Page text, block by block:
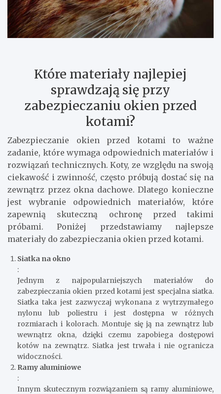
Które materiały najlepiej
sprawdzają się przy
zabezpieczaniu okien przed
kotami?
Zabezpieczanie okien przed kotami to ważne
zadanie, które wymaga odpowiednich materiałów i
rozwiązań technicznych. Koty, ze względu na swoją
ciekawość i zwinność, często próbują dostać się na
zewnątrz przez okna dachowe. Dlatego konieczne
jest wybranie odpowiednich materiałów, które
zapewnią skuteczną ochronę przed takimi
próbami. Poniżej przedstawiamy najlepsze
materiały do zabezpieczania okien przed kotami.
Siatka na okno
:
Jednym z najpopularniejszych materiałów do
zabezpieczania okien przed kotami jest specjalna siatka.
Siatka taka jest zazwyczaj wykonana z wytrzymałego
nylonu lub poliestru i jest dostępna w różnych
rozmiarach i kolorach. Montuje się ją na zewnątrz lub
wewnątrz okna, dzięki czemu zapobiega dostępowi
kotów na zewnątrz. Siatka jest trwała i nie ogranicza
widoczności.
Ramy aluminiowe
:
Innym skutecznym rozwiązaniem są ramy aluminiowe,